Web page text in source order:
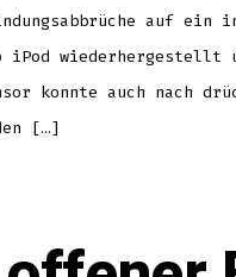
auf ein
iPod wiederhergestellt
konnte auch nach
[…]